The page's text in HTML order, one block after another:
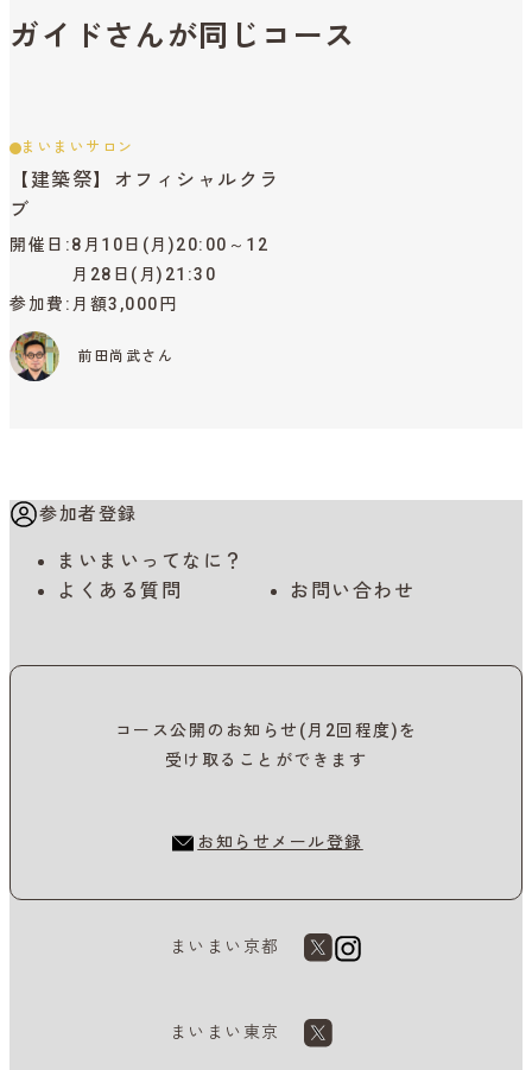
ガイドさんが同じコース
まいまいサロン
【建築祭】オフィシャルクラ
ブ
開催日
8月10日(月)20:00～12
月28日(月)21:30
参加費
月額3,000円
前田尚武さん
参加者登録
まいまいってなに？
よくある質問
お問い合わせ
コース公開のお知らせ(月2回程度)を
受け取ることができます
お知らせメール登録
まいまい京都
まいまい東京